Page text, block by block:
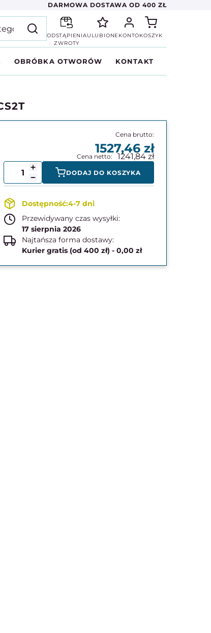
DARMOWA DOSTAWA OD 400 ZŁ
ODSTĄPIENIA
ZWROTY
ULUBIONE KONTOKOSZYK
OBRÓBKA OTWORÓW KONTAKT
1527,46
1241,84
DODAJ DO KOSZYKA
4-7 dni
Przewidywany czas wysyłki:
17 sierpnia 2026
Najtańsza forma dostawy:
Kurier gratis (od 400 zł) - 0,00 zł